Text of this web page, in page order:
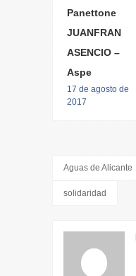
Panettone
JUANFRAN
ASENCIO –
Aspe
17 de agosto de
2017
Aguas de Alicante
solidaridad